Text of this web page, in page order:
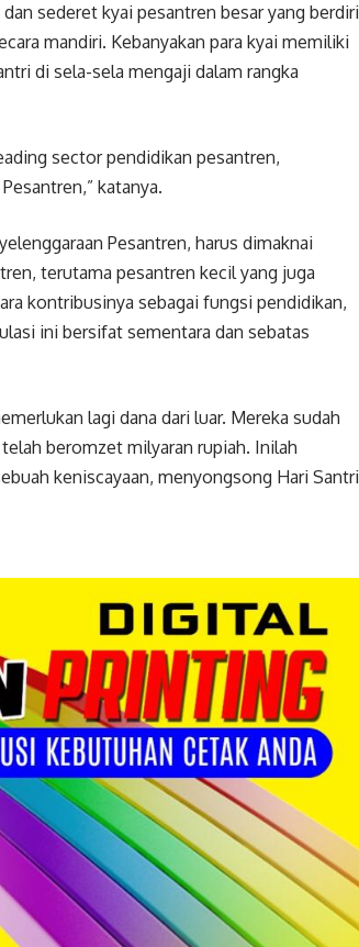
sederet kyai pesantren besar yang berdiri
mandiri. Kebanyakan para kyai memiliki
di sela-sela mengaji dalam rangka
sector pendidikan pesantren,
katanya.
Pesantren, harus dimaknai
terutama pesantren kecil yang juga
kontribusinya sebagai fungsi pendidikan,
ini bersifat sementara dan sebatas
lagi dana dari luar. Mereka sudah
beromzet milyaran rupiah. Inilah
keniscayaan, menyongsong Hari Santri